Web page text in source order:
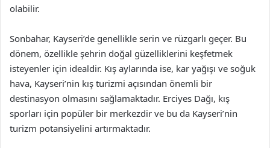
olabilir.
Sonbahar, Kayseri’de genellikle serin ve rüzgarlı geçer. Bu
dönem, özellikle şehrin doğal güzelliklerini keşfetmek
isteyenler için idealdir. Kış aylarında ise, kar yağışı ve soğuk
hava, Kayseri’nin kış turizmi açısından önemli bir
destinasyon olmasını sağlamaktadır. Erciyes Dağı, kış
sporları için popüler bir merkezdir ve bu da Kayseri’nin
turizm potansiyelini artırmaktadır.